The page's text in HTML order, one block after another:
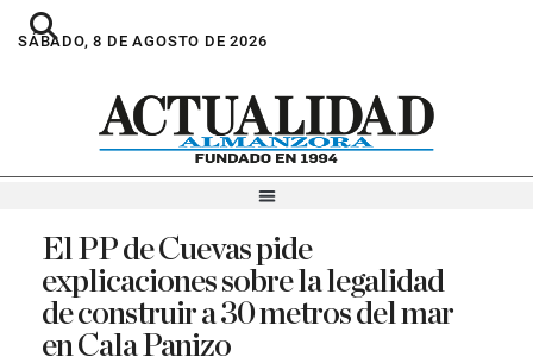
SÁBADO, 8 DE AGOSTO DE 2026
El PP de Cuevas pide
explicaciones sobre la legalidad
de construir a 30 metros del mar
en Cala Panizo